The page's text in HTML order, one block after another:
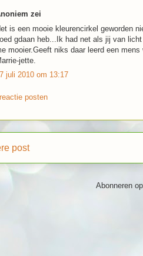
zei
is een mooie kleurencirkel geworden
gdaan heb...Ik had net als jij van
mooier.Geeft niks daar leerd een mens
jette.
juli 2010 om 13:17
posten
post
Abonneren